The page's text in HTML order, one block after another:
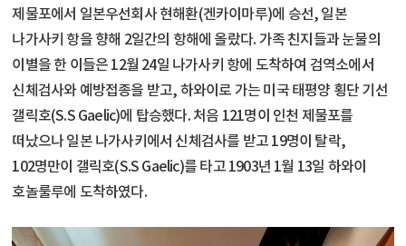
제물포에서 일본우선회사 현해환(겐카이마루)에 승선, 일본
나가사키 항을 향해 2일간의 항해에 올랐다. 가족 친지들과 눈물의
이별을 한 이들은 12월 24일 나가사키 항에 도착하여 검역소에서
신체검사와 예방접종을 받고, 하와이로 가는 미국 태평양 횡단 기선
갤릭호(S.S Gaelic)에 탑승했다. 처음 121명이 인천 제물포를
떠났으나 일본 나가사키에서 신체검사를 받고 19명이 탈락,
102명만이 갤릭호(S.S Gaelic)를 타고 1903년 1월 13일 하와이
호놀룰루에 도착하였다.